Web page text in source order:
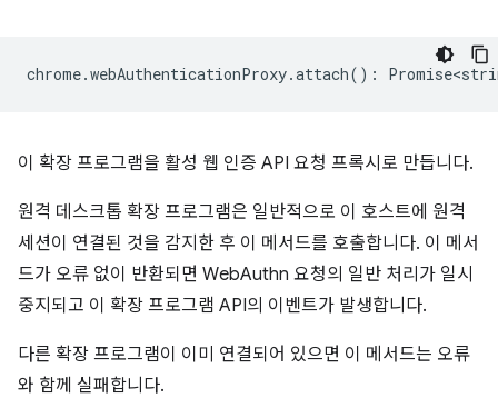
chrome.webAuthenticationProxy.attach() :
이 확장 프로그램을 활성 웹 인증 API 요청 프록시로 만듭니다.
원격 데스크톱 확장 프로그램은 일반적으로 이 호스트에 원격
세션이 연결된 것을 감지한 후 이 메서드를 호출합니다. 이 메서
드가 오류 없이 반환되면 WebAuthn 요청의 일반 처리가 일시
중지되고 이 확장 프로그램 API의 이벤트가 발생합니다.
다른 확장 프로그램이 이미 연결되어 있으면 이 메서드는 오류
와 함께 실패합니다.